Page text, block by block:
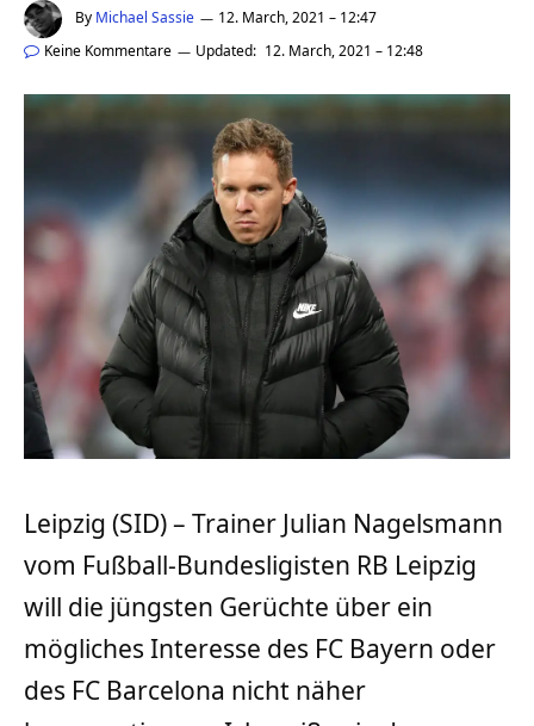
By Michael Sassie
12. March, 2021 – 12:47
Keine Kommentare
Updated: 12. March, 2021 – 12:48
Leipzig (SID) – Trainer Julian Nagelsmann
vom Fußball-Bundesligisten RB Leipzig
will die jüngsten Gerüchte über ein
mögliches Interesse des FC Bayern oder
des FC Barcelona nicht näher